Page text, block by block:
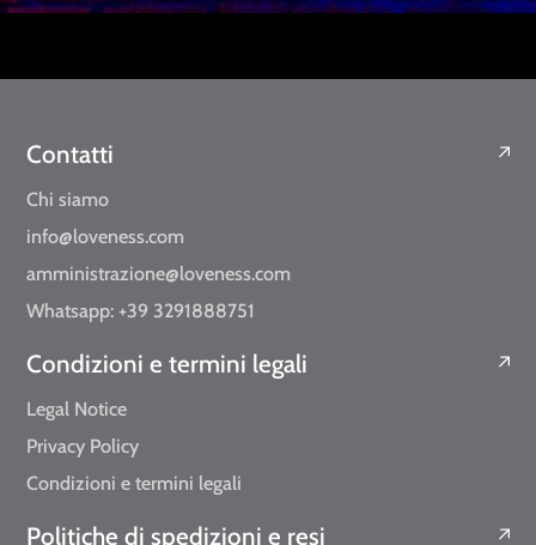
Contatti
Chi siamo
info@loveness.com
amministrazione@loveness.com
Whatsapp: +39 3291888751
Condizioni e termini legali
Legal Notice
Privacy Policy
Condizioni e termini legali
Politiche di spedizioni e resi